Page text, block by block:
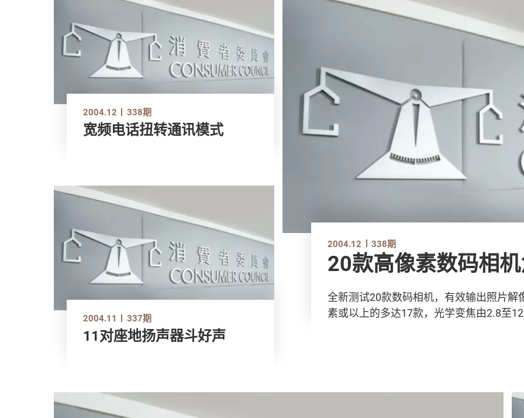
2004.12 338期
20款高像素数码相
全新测试20款数码相机，有效输出照片
素或以上的多达17款，光学变焦由2.8至
2004.12 338期
宽频电话扭转通讯模式
2004.11 337期
11对座地扬声器斗好声